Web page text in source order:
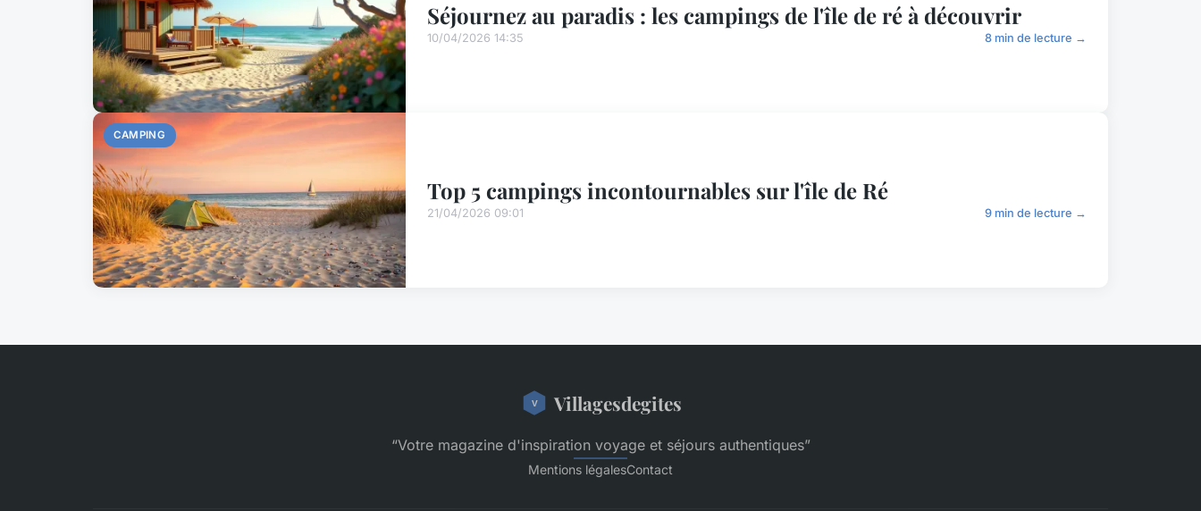
Séjournez au paradis : les campings de l'île de ré à découvrir
10/04/2026 14:35 8 min de lecture →
CAMPING
Top 5 campings incontournables sur l'île de Ré
21/04/2026 09:01 9 min de lecture →
Villagesdegites
“Votre magazine d'inspiration voyage et séjours authentiques”
Mentions légalesContact